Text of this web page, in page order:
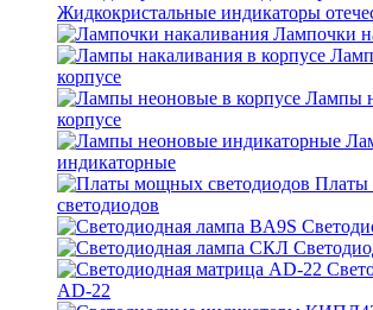
Жидкокристальные индикаторы
Лампочки
корпусе
Лампы
корпусе
индикаторные
светодиодов
AD-22